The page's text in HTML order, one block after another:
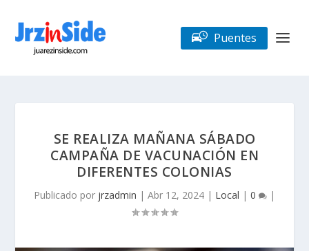
Puentes
SE REALIZA MAÑANA SÁBADO
CAMPAÑA DE VACUNACIÓN EN
DIFERENTES COLONIAS
Publicado por jrzadmin | Abr 12, 2024 | Local | 0 |